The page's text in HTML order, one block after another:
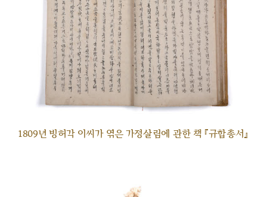
1809년 빙허각 이씨가 엮은 가정살림에 관한 책 『규합총서』